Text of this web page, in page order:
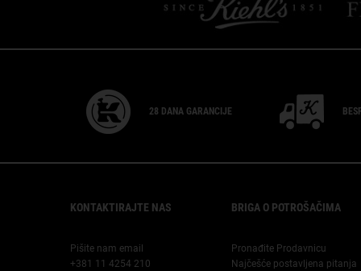
28 DANA GARANCIJE
KONTAKTIRAJTE NAS
Pišite nam email
+381 11 4254 210
BRIGA O POTROŠAČIMA
Pronađite Prodavnicu
Najčešće postavljena pitanja